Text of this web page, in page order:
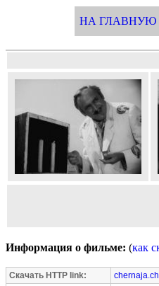
НА ГЛАВНУЮ
Информация о фильме: (как
Скачать HTTP link: